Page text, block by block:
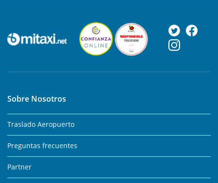
Sobre Nosotros
Traslado Aeropuerto
Preguntas frecuentes
Partner